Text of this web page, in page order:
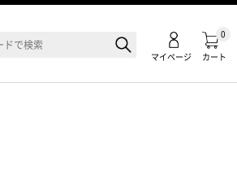
カート
0
マイページ